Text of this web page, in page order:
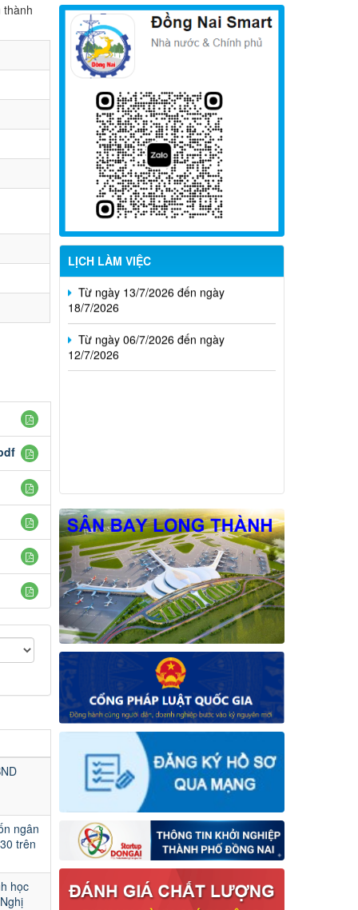
thành
ngân
trên
học
LỊCH LÀM VIỆC
Từ ngày 03/8/2026 đến ngày
09/8/2026
Từ ngày 27/7/2026 đến ngày
02/8/2026
Từ ngày 20/7/2026 đến ngày
26/7/2026
Từ ngày 13/7/2026 đến ngày
18/7/2026
Từ ngày 06/7/2026 đến ngày
12/7/2026